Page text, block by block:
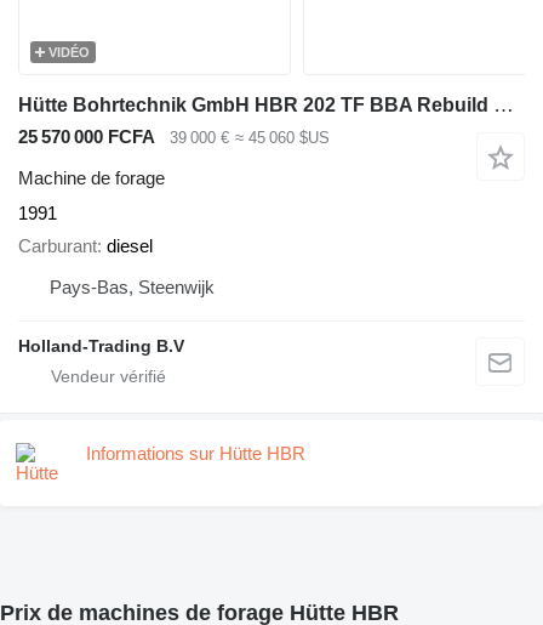
VIDÉO
Hütte Bohrtechnik GmbH HBR 202 TF BBA Rebuild Huette Bohrtechnik GmbH
25 570 000 FCFA 39 000 € ≈ 45 060 $US
Machine de forage
1991
Carburant diesel
Pays-Bas, Steenwijk
Holland-Trading B.V
Informations sur Hütte HBR
Prix de machines de forage Hütte HBR